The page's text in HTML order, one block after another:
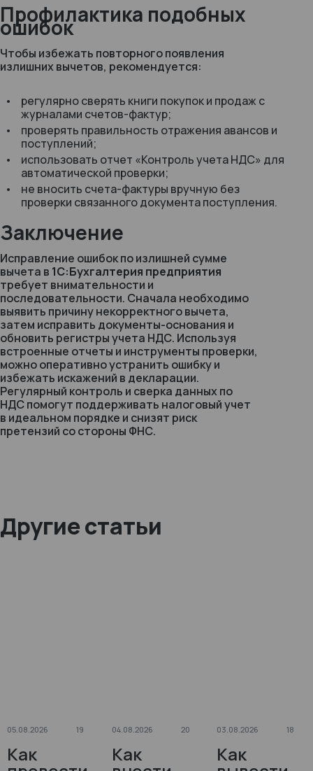
Профилактика подобных
ошибок
Чтобы избежать повторного появления
излишних вычетов, рекомендуется:
регулярно сверять книги покупок и продаж с
журналами счетов-фактур;
проверять правильность отражения авансов и
поступлений;
использовать отчет «Контроль учета НДС» для
автоматической проверки;
не вносить счета-фактуры вручную без
проверки связанного документа поступления.
Заключение
Исправление ошибок по излишней сумме
вычета в 1С:Бухгалтерия предприятия
требует внимательности и
последовательности. Сначала необходимо
выявить причину некорректного вычета,
затем исправить документы-основания и
обновить регистры учета НДС. Используя
встроенные отчеты и инструменты проверки,
можно оперативно устранить ошибку и
избежать искажений в декларации.
Регулярный контроль и сверка данных по
НДС помогут поддерживать налоговый учет
в идеальном порядке и снизят риск
претензий со стороны ФНС.
Другие статьи
05.08.2026 19
Как
04.08.2026 20
Как
03.08.2026 18
Как